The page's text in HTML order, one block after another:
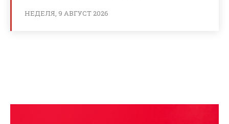
НЕДЕЛЯ, 9 АВГУСТ 2026